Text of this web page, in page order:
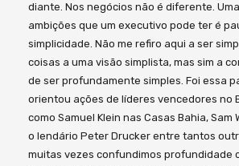
diante. Nos negócios não é diferente.
ambições que um executivo pode ter é
simplicidade. Não me refiro aqui a ser
coisas a uma visão simplista, mas sim a
de ser profundamente simples. Foi essa
orientou ações de líderes vencedores no
como Samuel Klein nas Casas Bahia, Sam
o lendário Peter Drucker entre tantos
muitas vezes confundimos profundidade